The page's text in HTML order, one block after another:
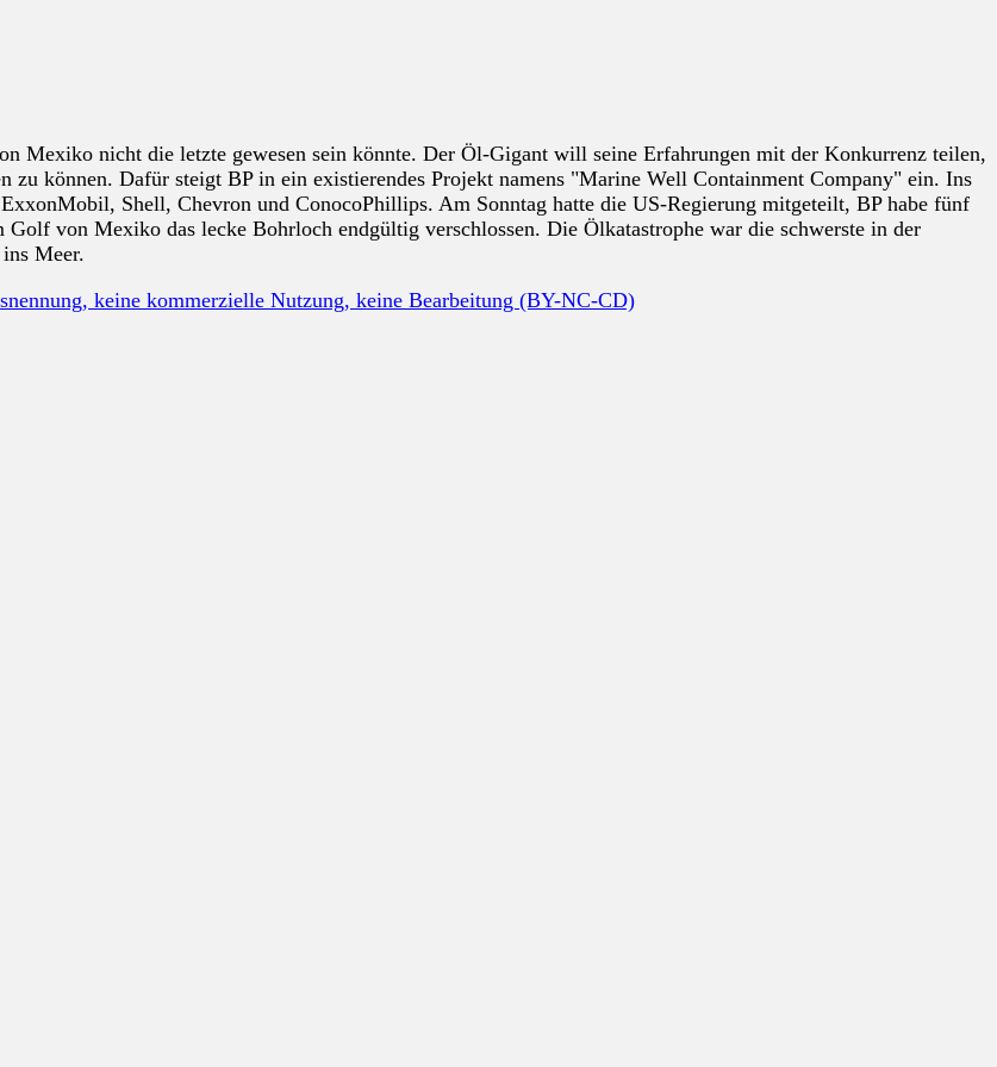
Mexiko nicht die letzte gewesen sein könnte. Der Öl-Gigant will seine Erfahrungen mit der Konkurrenz teilen,
zu können. Dafür steigt BP in ein existierendes Projekt namens "Marine Well Containment Company" ein. Ins
Shell, Chevron und ConocoPhillips. Am Sonntag hatte die US-Regierung mitgeteilt, BP habe fünf
von Mexiko das lecke Bohrloch endgültig verschlossen. Die Ölkatastrophe war die schwerste in der
Meer.
keine kommerzielle Nutzung, keine Bearbeitung (BY-NC-CD)